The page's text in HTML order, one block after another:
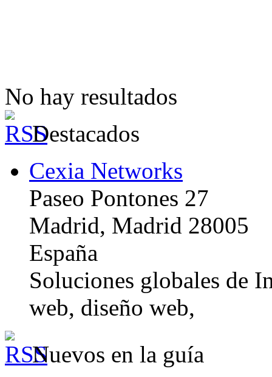
No hay resultados
Destacados
Cexia Networks
Paseo Pontones 27
Madrid, Madrid 28005
España
Soluciones globales de
web, diseño web,
Nuevos en la guía